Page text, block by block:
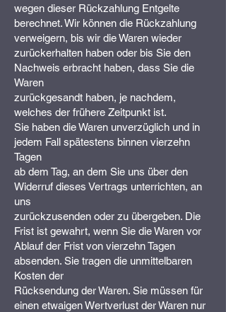
wegen dieser Rückzahlung Entgelte
berechnet. Wir können die Rückzahlung
verweigern, bis wir die Waren wieder
zurückerhalten haben oder bis Sie den
Nachweis erbracht haben, dass Sie die
Waren
zurückgesandt haben, je nachdem,
welches der frühere Zeitpunkt ist.
Sie haben die Waren unverzüglich und in
jedem Fall spätestens binnen vierzehn
Tagen
ab dem Tag, an dem Sie uns über den
Widerruf dieses Vertrags unterrichten, an
uns
zurückzusenden oder zu übergeben. Die
Frist ist gewahrt, wenn Sie die Waren vor
Ablauf der Frist von vierzehn Tagen
absenden. Sie tragen die unmittelbaren
Kosten der
Rücksendung der Waren. Sie müssen für
einen etwaigen Wertverlust der Waren nur